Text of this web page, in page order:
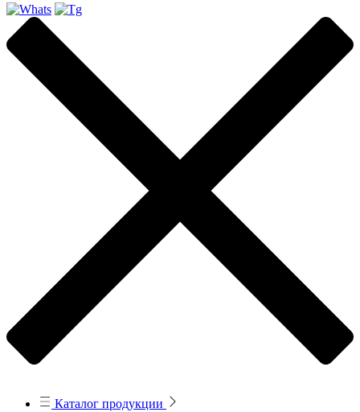
Каталог продукции